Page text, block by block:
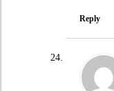
Reply